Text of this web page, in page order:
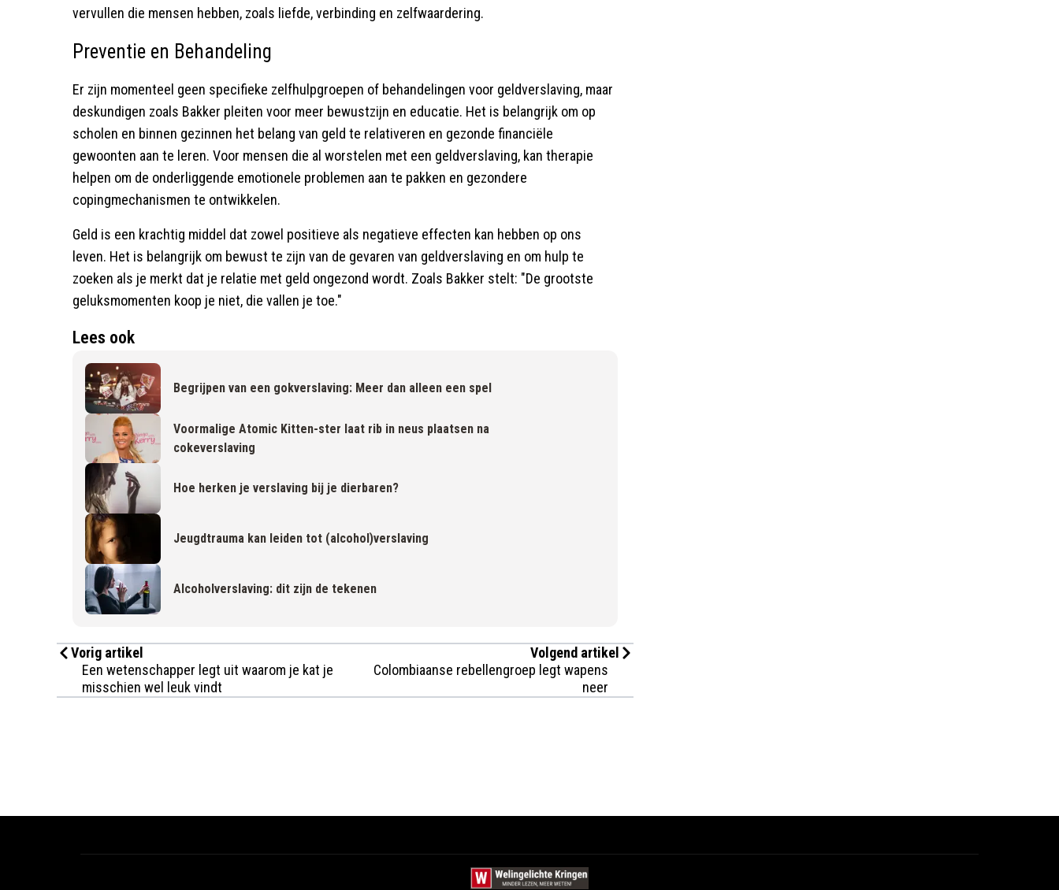
vervullen die mensen hebben, zoals liefde, verbinding en zelfwaardering.
Preventie en Behandeling
Er zijn momenteel geen specifieke zelfhulpgroepen of behandelingen voor geldverslaving, maar
deskundigen zoals Bakker pleiten voor meer bewustzijn en educatie. Het is belangrijk om op
scholen en binnen gezinnen het belang van geld te relativeren en gezonde financiële
gewoonten aan te leren. Voor mensen die al worstelen met een geldverslaving, kan therapie
helpen om de onderliggende emotionele problemen aan te pakken en gezondere
copingmechanismen te ontwikkelen.
Geld is een krachtig middel dat zowel positieve als negatieve effecten kan hebben op ons
leven. Het is belangrijk om bewust te zijn van de gevaren van geldverslaving en om hulp te
zoeken als je merkt dat je relatie met geld ongezond wordt. Zoals Bakker stelt: "De grootste
geluksmomenten koop je niet, die vallen je toe."
Lees ook
Begrijpen van een gokverslaving: Meer dan alleen een spel
Voormalige Atomic Kitten-ster laat rib in neus plaatsen na
cokeverslaving
Hoe herken je verslaving bij je dierbaren?
Jeugdtrauma kan leiden tot (alcohol)verslaving
Alcoholverslaving: dit zijn de tekenen
Vorig artikel
Een wetenschapper legt uit waarom je kat je
misschien wel leuk vindt
Volgend artikel
Colombiaanse rebellengroep legt wapens
neer